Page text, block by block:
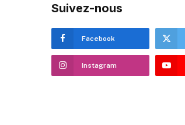
Suivez-nous
Facebook
Instagram